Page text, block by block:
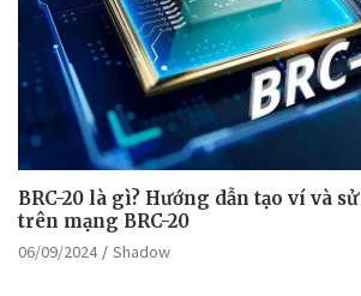
BRC-20 là gì? Hướng dẫn tạo ví và
trên mạng BRC-20
06/09/2024 Shadow